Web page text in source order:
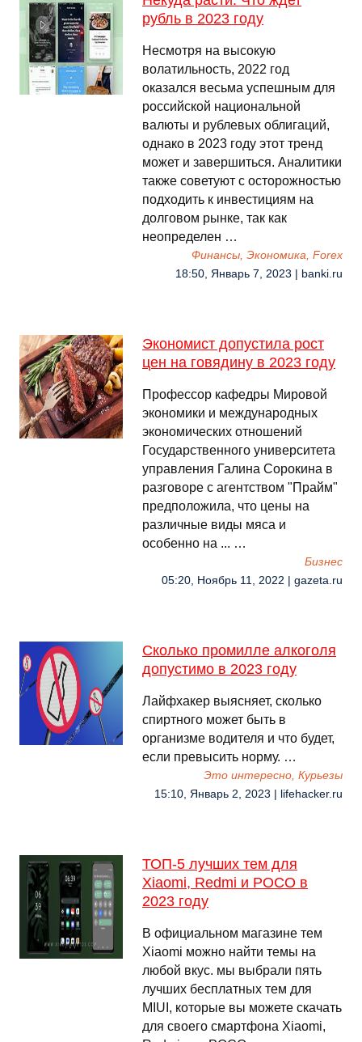
рубль в 2023 году
Несмотря на высокую
волатильность, 2022 год
оказался весьма успешным для
российской национальной
валюты и рублевых облигаций,
однако в 2023 году этот тренд
может и завершиться. Аналитики
также советуют с осторожностью
подходить к инвестициям на
долговом рынке, так как
неопределен …
Финансы, Экономика, Forex
18:50, Январь 7, 2023 | banki.ru
Экономист допустила рост
цен на говядину в 2023 году
Профессор кафедры Мировой
экономики и международных
экономических отношений
Государственного университета
управления Галина Сорокина в
разговоре с агентством "Прайм"
предположила, что цены на
различные виды мяса и
особенно на ... …
Бизнес
05:20, Ноябрь 11, 2022 | gazeta.ru
Сколько промилле алкоголя
допустимо в 2023 году
Лайфхакер выясняет, сколько
спиртного может быть в
организме водителя и что будет,
если превысить норму. …
Это интересно, Курьезы
15:10, Январь 2, 2023 | lifehacker.ru
ТОП-5 лучших тем для
Xiaomi, Redmi и POCO в
2023 году
В официальном магазине тем
Xiaomi можно найти темы на
любой вкус. мы выбрали пять
лучших бесплатных тем для
MIUI, которые вы можете скачать
для своего смартфона Xiaomi,